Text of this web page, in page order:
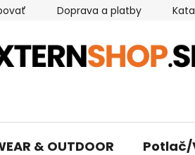
Doprava a platby
& OUTDOOR Potlač/